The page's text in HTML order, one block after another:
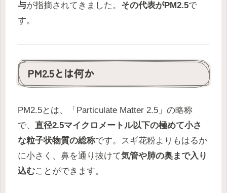
与が指摘されてきました。 その代表がPM2.5で
す。
PM2.5とは何か
PM2.5とは、「Particulate Matter 2.5」の略称
で、 直径2.5マイクロメートル以下の極めて小さ
な粒子状物質の総称です。スギ花粉よりもはるか
に小さく、鼻を通り抜けて気管や肺の奥まで入り
込むことができます。